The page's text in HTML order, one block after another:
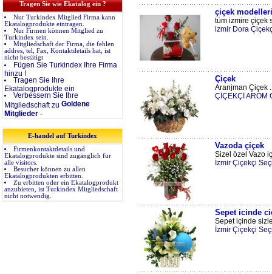
Tragen Sie wie Ekatalog ein ?
Nur Turkindex Mitglied Firma kann
Ekatalogprodukte eintragen.
Nur Firmen können Mitglied zu
Turkindex sein.
Mitgliedschaft der Firma, die fehlen
addres, tel, Fax, Kontaktdetails hat, ist
nicht bestätigt
Fügen Sie Turkindex Ihre Firma
hinzu !
Tragen Sie Ihre
Ekatalogprodukte ein
Verbessern Sie Ihre
Mitgliedschaft zu Goldene
Mitglieder .
E-handel auf Turkindex
Firmenkontaktdetails und
Ekatalogprodukte sind zugänglich für
alle visitors.
Besucher können zu allen
Ekatalogprodukten erbitten.
Zu erbitten oder ein Ekatalogprodukt
anzubieten, ist Turkindex Mitgliedschaft
nicht notwendig.
çiçek modelleri
tüm izmire çiçek
izmir Dora
Çiçek
Aranjman Çiçek
ÇİÇEKÇİ AROM
Vazoda çiçek
Sizel özel Vazo
İzmir Çiçekçi
Sepet icinde
Sepet içinde
İzmir Çiçekçi